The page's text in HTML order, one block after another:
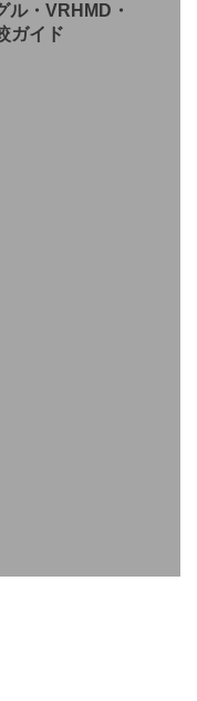
ル・VRHMD・
ガイド